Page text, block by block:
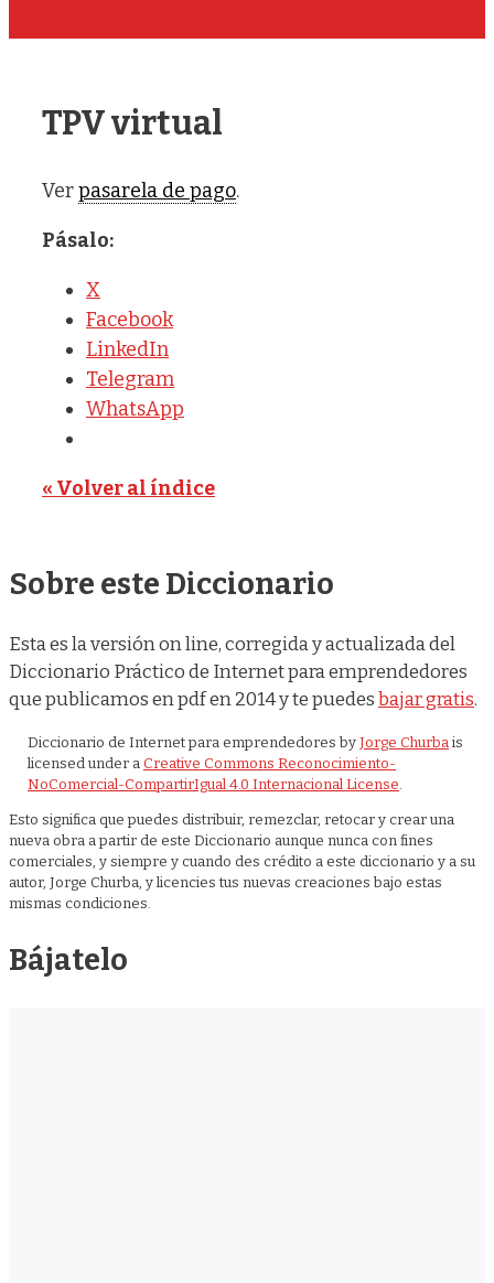
TPV virtual
Verpasarela de pago.
Pásalo:
X
Facebook
LinkedIn
Telegram
WhatsApp
« Volver al índice
Sobre este Diccionario
Esta es la versión on line, corregida y actualizada del
Diccionario Práctico de Internet para emprendedores
que publicamos en pdf en 2014 y te puedesbajar gratis.
Diccionario de Internet para emprendedores by Jorge Churba is
licensed under a Creative Commons Reconocimiento-
NoComercial-CompartirIgual 4.0 Internacional License
Esto significa que puedes distribuir, remezclar, retocar y crear una
nueva obra a partir de este Diccionario aunque nunca con fines
comerciales, y siempre y cuando des crédito a este diccionario y a su
autor, Jorge Churba, y licencies tus nuevas creaciones bajo estas
mismas condiciones.
Bájatelo